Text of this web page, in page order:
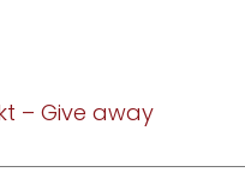
– Give away